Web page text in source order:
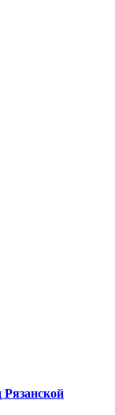
Рязанской